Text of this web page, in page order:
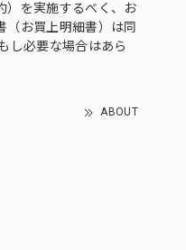
）を実施するべく、お
（お買上明細書）は同
し必要な場合はあら
ABOUT